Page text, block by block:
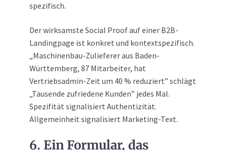
spezifisch.
Der wirksamste Social Proof auf einer B2B-
Landingpage ist konkret und kontextspezifisch.
„Maschinenbau-Zulieferer aus Baden-
Württemberg, 87 Mitarbeiter, hat
Vertriebsadmin-Zeit um 40 % reduziert” schlägt
„Tausende zufriedene Kunden” jedes Mal.
Spezifität signalisiert Authentizität.
Allgemeinheit signalisiert Marketing-Text.
6. Ein Formular, das